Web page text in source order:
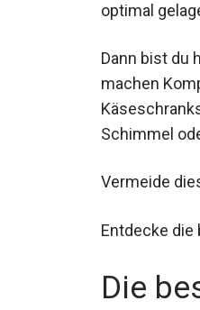
optimal
Dann bist du
machen
Schimmel
Vermeide
Entdecke die
Die